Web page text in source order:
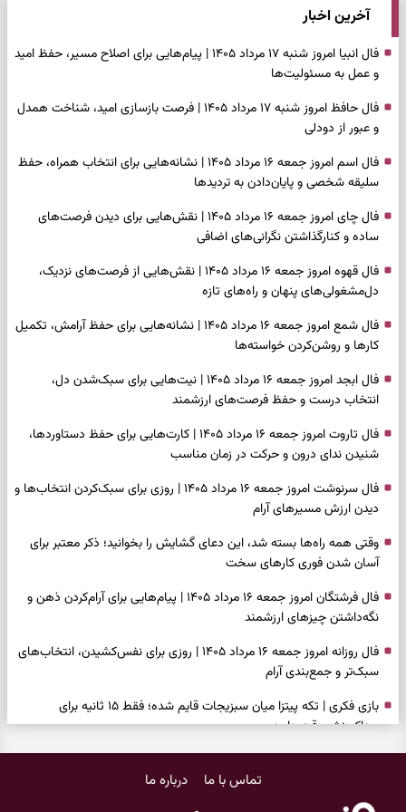
آخرین اخبار
فال انبیا امروز شنبه ۱۷ مرداد ۱۴۰۵ | پیام‌هایی برای اصلاح مسیر، حفظ امید
و عمل به مسئولیت‌ها
فال حافظ امروز شنبه ۱۷ مرداد ۱۴۰۵ | فرصت بازسازی امید، شناخت همدل
و عبور از دودلی
فال اسم امروز جمعه ۱۶ مرداد ۱۴۰۵ | نشانه‌هایی برای انتخاب همراه، حفظ
سلیقه شخصی و پایان‌دادن به تردیدها
فال چای امروز جمعه ۱۶ مرداد ۱۴۰۵ | نقش‌هایی برای دیدن فرصت‌های
ساده و کنارگذاشتن نگرانی‌های اضافی
فال قهوه امروز جمعه ۱۶ مرداد ۱۴۰۵ | نقش‌هایی از فرصت‌های نزدیک،
دل‌مشغولی‌های پنهان و راه‌های تازه
فال شمع امروز جمعه ۱۶ مرداد ۱۴۰۵ | نشانه‌هایی برای حفظ آرامش، تکمیل
کارها و روشن‌کردن خواسته‌ها
فال ابجد امروز جمعه ۱۶ مرداد ۱۴۰۵ | نیت‌هایی برای سبک‌شدن دل،
انتخاب درست و حفظ فرصت‌های ارزشمند
فال تاروت امروز جمعه ۱۶ مرداد ۱۴۰۵ | کارت‌هایی برای حفظ دستاوردها،
شنیدن ندای درون و حرکت در زمان مناسب
فال سرنوشت امروز جمعه ۱۶ مرداد ۱۴۰۵ | روزی برای سبک‌کردن انتخاب‌ها و
دیدن ارزش مسیرهای آرام
وقتی همه راه‌ها بسته شد، این دعای گشایش را بخوانید؛ ذکر معتبر برای
آسان شدن فوری کارهای سخت
فال فرشتگان امروز جمعه ۱۶ مرداد ۱۴۰۵ | پیام‌هایی برای آرام‌کردن ذهن و
نگه‌داشتن چیزهای ارزشمند
فال روزانه امروز جمعه ۱۶ مرداد ۱۴۰۵ | روزی برای نفس‌کشیدن، انتخاب‌های
سبک‌تر و جمع‌بندی آرام
بازی فکری | تکه پیتزا میان سبزیجات قایم شده؛ فقط ۱۵ ثانیه برای
پیداکردنش وقت دارید
سنجیده و رهاشدن از انتظارهای بی‌نتیجه
تماس با ما درباره ما